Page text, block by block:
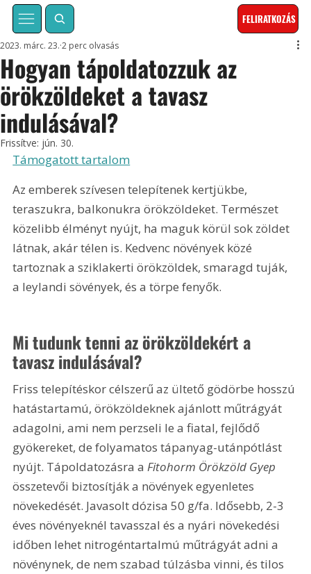
FELIRATKOZÁS
Hogyan tápoldatozzuk az
örökzöldeket a tavasz
indulásával?
2023. márc. 23. 2 perc olvasás
Frissítve: jún. 30.
Támogatott tartalom
Az emberek szívesen telepítenek kertjükbe,
teraszukra, balkonukra örökzöldeket. Természet
közelibb élményt nyújt, ha maguk körül sok zöldet
látnak, akár télen is. Kedvenc növények közé
tartoznak a sziklakerti örökzöldek, smaragd tuják,
a leylandi sövények, és a törpe fenyők.
Mi tudunk tenni az örökzöldekért a
tavasz indulásával?
Friss telepítéskor célszerű az ültető gödörbe hosszú
hatástartamú, örökzöldeknek ajánlott műtrágyát
adagolni, ami nem perzseli le a fiatal, fejlődő
gyökereket, de folyamatos tápanyag-utánpótlást
nyújt. Tápoldatozásra a Fitohorm Örökzöld Gyep
összetevői biztosítják a növények egyenletes
növekedését. Javasolt dózisa 50 g/fa. Idősebb, 2-3
éves növényeknél tavasszal és a nyári növekedési
időben lehet nitrogéntartalmú műtrágyát adni a
növénynek, de nem szabad túlzásba vinni, és tilos